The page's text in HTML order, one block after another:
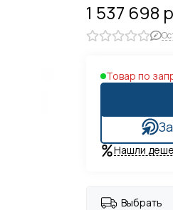
1 537 698 р
Товар по
Нашли
Выбрать